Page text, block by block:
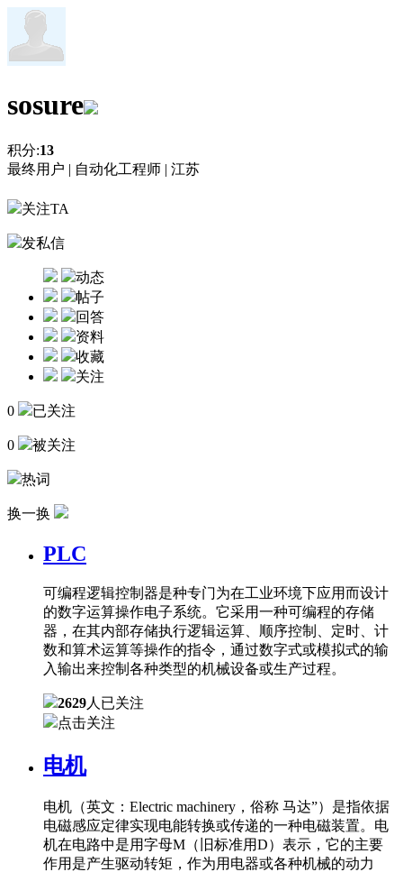
sosure
积分:13
最终用户 | 自动化工程师 | 江苏
关注TA
发私信
动态
帖子
回答
资料
收藏
关注
0 已关注
0 被关注
热词
换一换
PLC
可编程逻辑控制器是种专门为在工业环境下应用而设计
的数字运算操作电子系统。它采用一种可编程的存储
器，在其内部存储执行逻辑运算、顺序控制、定时、计
数和算术运算等操作的指令，通过数字式或模拟式的输
入输出来控制各种类型的机械设备或生产过程。
2629人已关注
点击关注
电机
电机（英文：Electric machinery，俗称 马达”）是指依据
电磁感应定律实现电能转换或传递的一种电磁装置。电
机在电路中是用字母M（旧标准用D）表示，它的主要
作用是产生驱动转矩，作为用电器或各种机械的动力